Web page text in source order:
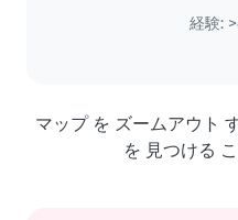
Test)
経験:
マップ を ズームアウト
を 見つける